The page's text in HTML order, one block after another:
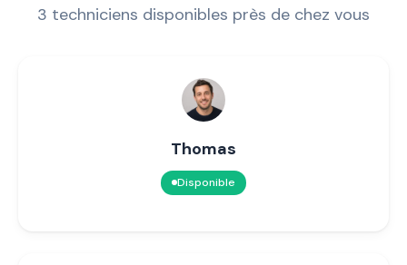
3 techniciens disponibles près de chez vous
Thomas
Disponible